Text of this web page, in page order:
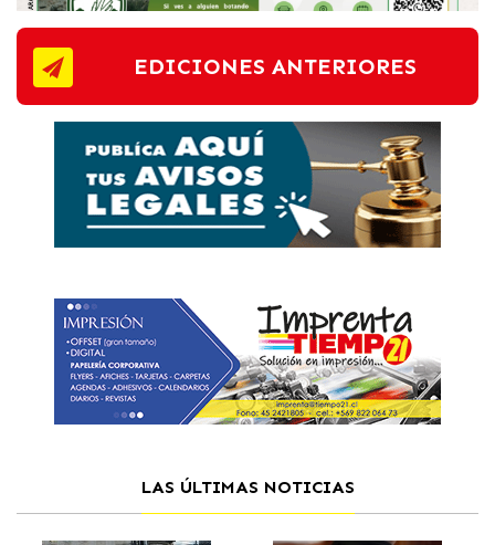
EDICIONES ANTERIORES
LAS ÚLTIMAS NOTICIAS